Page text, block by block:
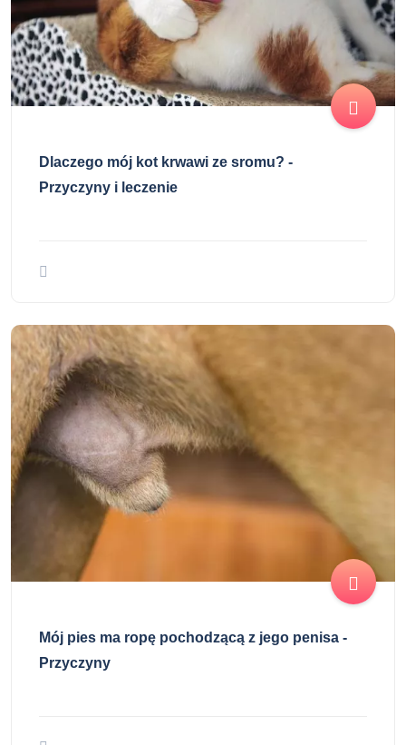
Dlaczego mój kot krwawi ze sromu? -
Przyczyny i leczenie
Mój pies ma ropę pochodzącą z jego penisa -
Przyczyny